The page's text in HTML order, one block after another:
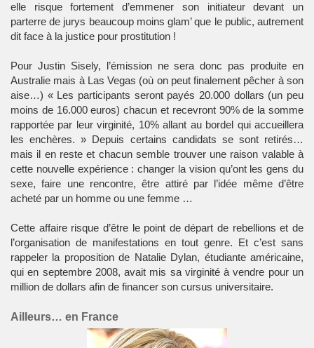
elle risque fortement d’emmener son initiateur devant un
parterre de jurys beaucoup moins glam’ que le public, autrement
dit face à la justice pour prostitution !
Pour Justin Sisely, l’émission ne sera donc pas produite en
Australie mais à Las Vegas (où on peut finalement pêcher à son
aise…) « Les participants seront payés 20.000 dollars (un peu
moins de 16.000 euros) chacun et recevront 90% de la somme
rapportée par leur virginité, 10% allant au bordel qui accueillera
les enchères. » Depuis certains candidats se sont retirés…
mais il en reste et chacun semble trouver une raison valable à
cette nouvelle expérience : changer la vision qu’ont les gens du
sexe, faire une rencontre, être attiré par l’idée même d’être
acheté par un homme ou une femme …
Cette affaire risque d’être le point de départ de rebellions et de
l’organisation de manifestations en tout genre. Et c’est sans
rappeler la proposition de Natalie Dylan, étudiante américaine,
qui en septembre 2008, avait mis sa virginitéà vendre pour un
million de dollars afin de financer son cursus universitaire.
Ailleurs… en France